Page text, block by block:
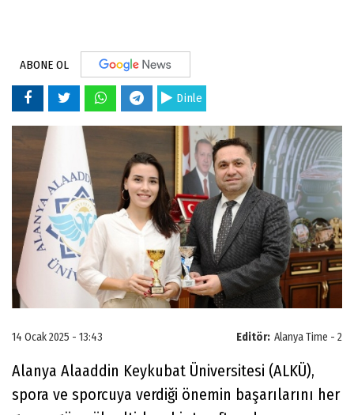
ABONE OL
Dinle
Editör: Alanya Time - 2
14 Ocak 2025 - 13:43
Alanya Alaaddin Keykubat Üniversitesi (ALKÜ),
spora ve sporcuya verdiği önemin başarılarını her